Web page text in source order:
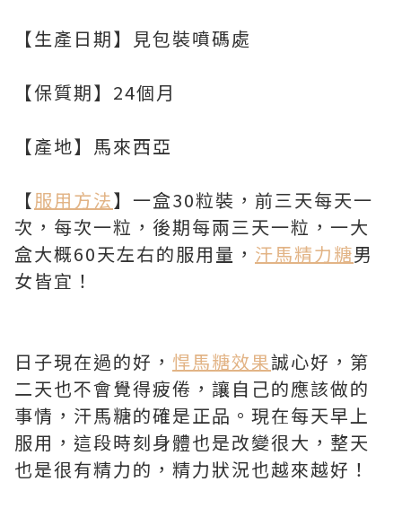
【生產日期】見包裝噴碼處
【保質期】24個月
【產地】馬來西亞
【服用方法】一盒30粒裝，前三天每天一
次，每次一粒，後期每兩三天一粒，一大
盒大概60天左右的服用量， 汗馬精力糖男
女皆宜！
日子現在過的好， 悍馬糖效果誠心好，第
二天也不會覺得疲倦，讓自己的應該做的
事情，汗馬糖的確是正品。現在每天早上
服用，這段時刻身體也是改變很大，整天
也是很有精力的，精力狀況也越來越好！